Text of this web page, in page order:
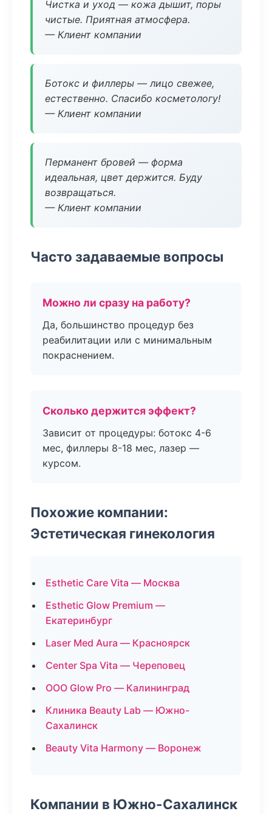
Чистка и уход — кожа дышит, поры
чистые. Приятная атмосфера.
— Клиент компании
Ботокс и филлеры — лицо свежее,
естественно. Спасибо косметологу!
— Клиент компании
Перманент бровей — форма
идеальная, цвет держится. Буду
возвращаться.
— Клиент компании
Часто задаваемые вопросы
Можно ли сразу на работу?
Да, большинство процедур без
реабилитации или с минимальным
покраснением.
Сколько держится эффект?
Зависит от процедуры: ботокс 4-6
мес, филлеры 8-18 мес, лазер —
курсом.
Похожие компании:
Эстетическая гинекология
Esthetic Care Vita — Москва
Esthetic Glow Premium —
Екатеринбург
Laser Med Aura — Красноярск
Center Spa Vita — Череповец
ООО Glow Pro — Калининград
Клиника Beauty Lab — Южно-
Сахалинск
Beauty Vita Harmony — Воронеж
Компании в Южно-Сахалинск